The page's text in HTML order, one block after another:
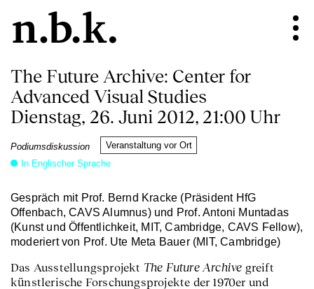
The Future Archive: Center for
Advanced Visual Studies
Dienstag, 26. Juni 2012, 21:00 Uhr
Podiumsdiskussion
Veranstaltung vor Ort
In Englischer Sprache
Gespräch mit Prof. Bernd Kracke (Präsident HfG
Offenbach, CAVS Alumnus) und Prof. Antoni Muntadas
(Kunst und Öffentlichkeit, MIT, Cambridge, CAVS Fellow),
moderiert von Prof. Ute Meta Bauer (MIT, Cambridge)
Das Ausstellungsprojekt The Future Archive greift
künstlerische Forschungsprojekte der 1970er und